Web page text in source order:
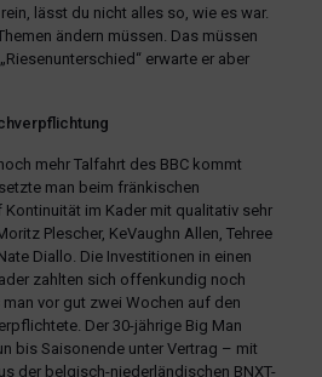
lässt du nicht alles so, wie es war.
ändern müssen. Das müssen
erwarte er aber
mehr Talfahrt des BBC kommt
man beim fränkischen
im Kader mit qualitativ sehr
Plescher, KeVaughn Allen, Tehree
Diallo. Die Investitionen in einen
zahlten sich offenkundig noch
vor gut zwei Wochen auf den
Der 30-jährige Big Man
bis Saisonende unter Vertrag – mit
der belgisch-niederländischen BNXT-